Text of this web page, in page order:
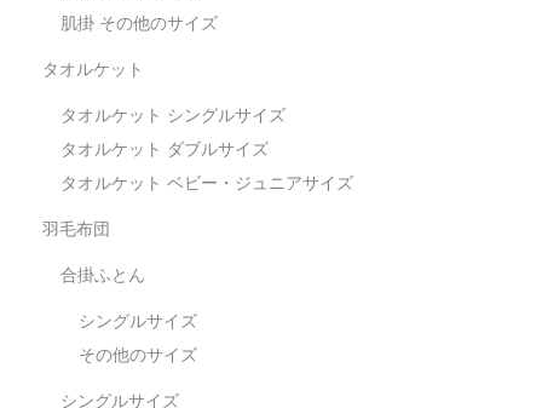
肌掛 その他のサイズ
タオルケット
タオルケット シングルサイズ
タオルケット ダブルサイズ
タオルケット ベビー・ジュニアサイズ
羽毛布団
合掛ふとん
シングルサイズ
その他のサイズ
シングルサイズ